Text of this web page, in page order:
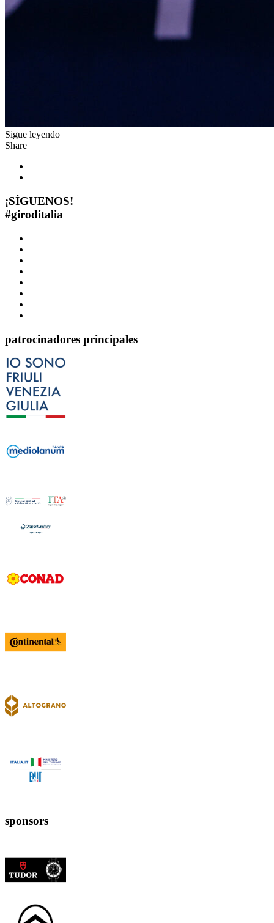
Sigue leyendo
Share
¡SÍGUENOS!
#giroditalia
patrocinadores principales
sponsors